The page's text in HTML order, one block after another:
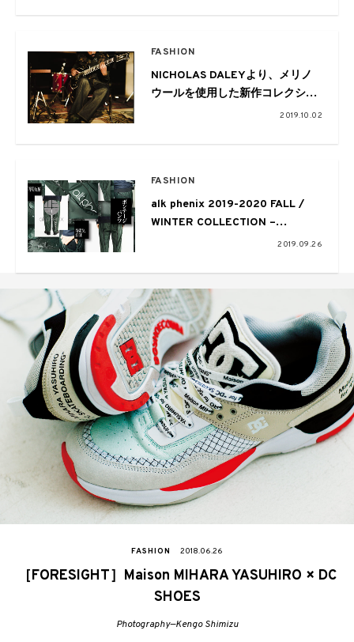
FASHION
NICHOLAS DALEYより、メリノ
ウールを使用した新作コレクショ
2019.10.02
FASHION
alk phenix 2019-2020 FALL /
WINTER COLLECTION –
vent × technista® 48
2019.09.26
FASHION 2018.06.26
［FORESIGHT］Maison MIHARA YASUHIRO × DC
SHOES
Photography—Kengo Shimizu